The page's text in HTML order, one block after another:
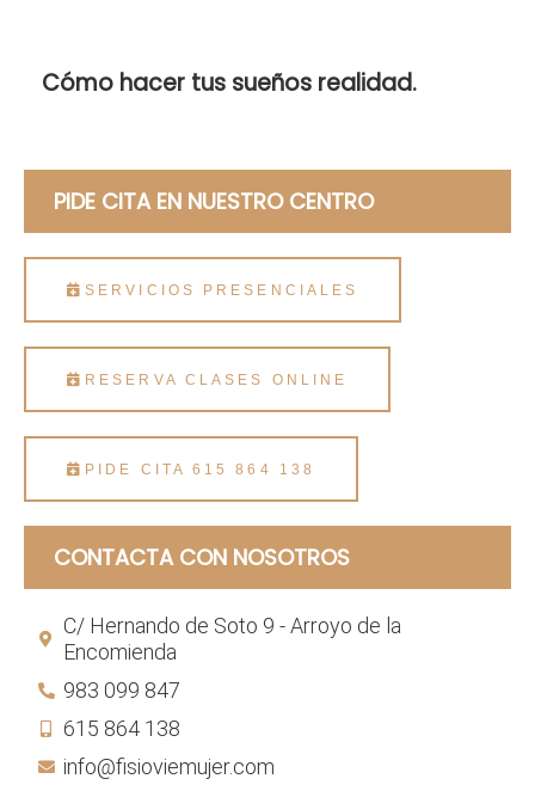
Cómo hacer tus sueños realidad.
PIDE CITA EN NUESTRO CENTRO
SERVICIOS PRESENCIALES
RESERVA CLASES ONLINE
PIDE CITA 615 864 138
CONTACTA CON NOSOTROS
C/ Hernando de Soto 9 - Arroyo de la
Encomienda
983 099 847
615 864 138
info@fisioviemujer.com